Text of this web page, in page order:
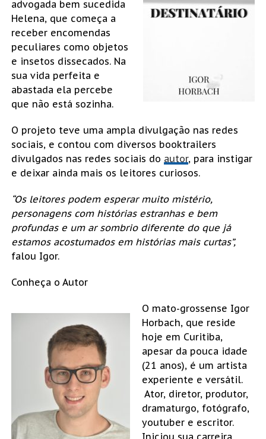
advogada bem sucedida
Helena, que começa a
receber encomendas
peculiares como objetos
e insetos dissecados. Na
sua vida perfeita e
abastada ela percebe
que não está sozinha.
O projeto teve uma ampla divulgação nas redes
sociais, e contou com diversos booktrailers
divulgados nas redes sociais do autor, para instigar
e deixar ainda mais os leitores curiosos.
“Os leitores podem esperar muito mistério,
personagens com histórias estranhas e bem
profundas e um ar sombrio diferente do que já
estamos acostumados em histórias mais curtas”,
falou Igor.
Conheça o Autor
O mato-grossense Igor
Horbach, que reside
hoje em Curitiba,
apesar da pouca idade
(21 anos), é um artista
experiente e versátil.
Ator, diretor, produtor,
dramaturgo, fotógrafo,
youtuber e escritor.
Iniciou sua carreira